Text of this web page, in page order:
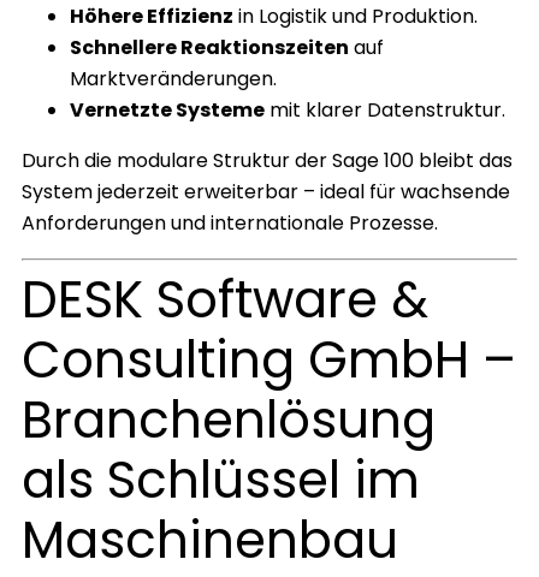
Höhere Effizienz in Logistik und Produktion.
Schnellere Reaktionszeiten auf
Marktveränderungen.
Vernetzte Systeme mit klarer Datenstruktur.
Durch die modulare Struktur der Sage 100 bleibt das
System jederzeit erweiterbar – ideal für wachsende
Anforderungen und internationale Prozesse.
DESK Software &
Consulting GmbH –
Branchenlösung
als Schlüssel im
Maschinenbau